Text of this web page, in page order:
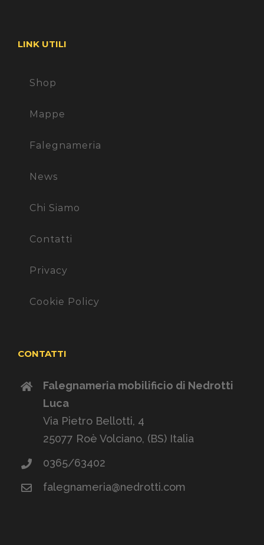
LINK UTILI
Shop
Mappe
Falegnameria
News
Chi Siamo
Contatti
Privacy
Cookie Policy
CONTATTI
Falegnameria mobilificio di Nedrotti
Luca
Via Pietro Bellotti, 4
25077 Roè Volciano, (BS) Italia
0365/63402
falegnameria@nedrotti.com